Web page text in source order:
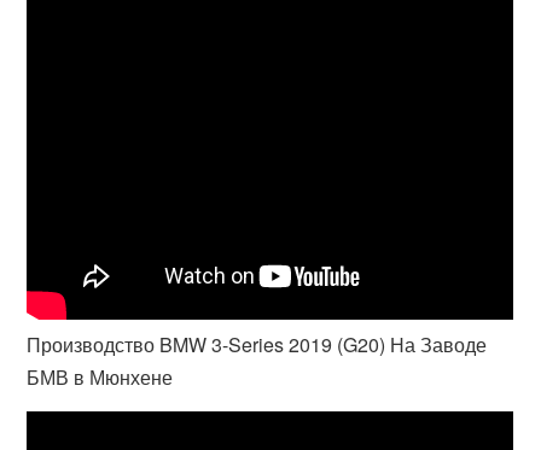
Производство BMW 3-Series 2019 (G20) На Заводе
БМВ в Мюнхене